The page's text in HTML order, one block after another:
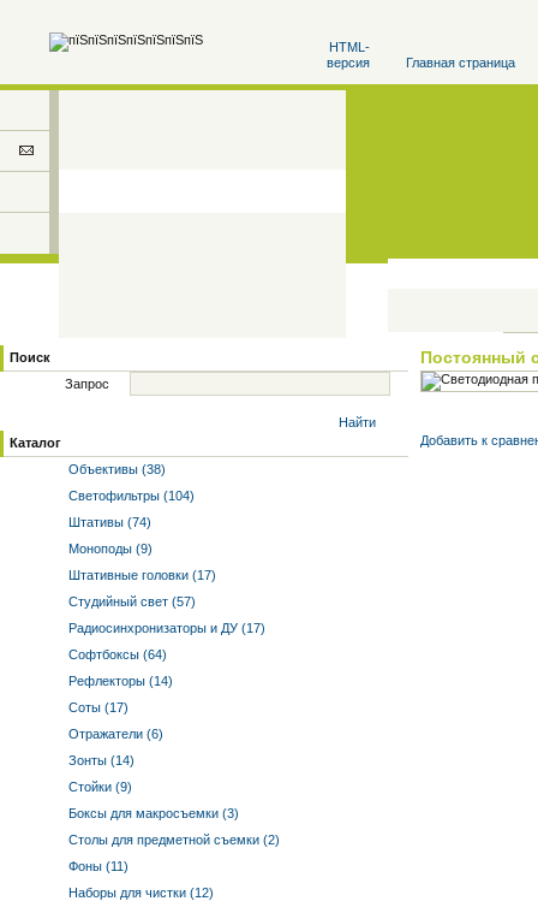
HTML-
версия
Главная страница
Поиск
Запрос
Найти
Каталог
Объективы (38)
Светофильтры (104)
Штативы (74)
Моноподы (9)
Штативные головки (17)
Студийный свет (57)
Радиосинхронизаторы и ДУ (17)
Софтбоксы (64)
Рефлекторы (14)
Соты (17)
Отражатели (6)
Зонты (14)
Стойки (9)
Боксы для макросъемки (3)
Столы для предметной съемки (2)
Фоны (11)
Наборы для чистки (12)
Постоянный
Добавить к